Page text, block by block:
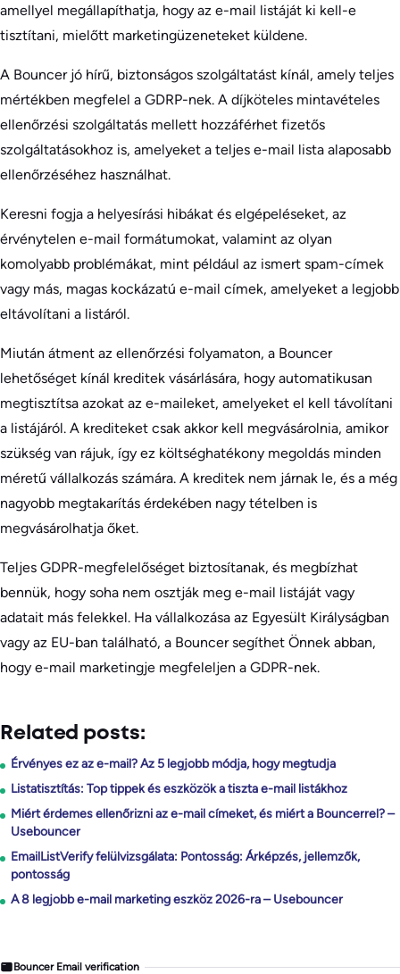
amellyel megállapíthatja, hogy az e-mail listáját ki kell-e
tisztítani, mielőtt marketingüzeneteket küldene.
A Bouncer jó hírű, biztonságos szolgáltatást kínál, amely teljes
mértékben megfelel a GDRP-nek. A díjköteles mintavételes
ellenőrzési szolgáltatás mellett hozzáférhet fizetős
szolgáltatásokhoz is, amelyeket a teljes e-mail lista alaposabb
ellenőrzéséhez használhat.
Keresni fogja a helyesírási hibákat és elgépeléseket, az
érvénytelen e-mail formátumokat, valamint az olyan
komolyabb problémákat, mint például az ismert spam-címek
vagy más, magas kockázatú e-mail címek, amelyeket a legjobb
eltávolítani a listáról.
Miután átment az ellenőrzési folyamaton, a Bouncer
lehetőséget kínál kreditek vásárlására, hogy automatikusan
megtisztítsa azokat az e-maileket, amelyeket el kell távolítani
a listájáról. A krediteket csak akkor kell megvásárolnia, amikor
szükség van rájuk, így ez költséghatékony megoldás minden
méretű vállalkozás számára. A kreditek nem járnak le, és a még
nagyobb megtakarítás érdekében nagy tételben is
megvásárolhatja őket.
Teljes GDPR-megfelelőséget biztosítanak, és megbízhat
bennük, hogy soha nem osztják meg e-mail listáját vagy
adatait más felekkel. Ha vállalkozása az Egyesült Királyságban
vagy az EU-ban található, a Bouncer segíthet Önnek abban,
hogy e-mail marketingje megfeleljen a GDPR-nek.
Related posts:
Érvényes ez az e-mail? Az 5 legjobb módja, hogy megtudja
Listatisztítás: Top tippek és eszközök a tiszta e-mail listákhoz
Miért érdemes ellenőrizni az e-mail címeket, és miért a Bouncerrel? –
Usebouncer
EmailListVerify felülvizsgálata: Pontosság: Árképzés, jellemzők,
pontosság
A 8 legjobb e-mail marketing eszköz 2026-ra – Usebouncer
Bouncer Email verification